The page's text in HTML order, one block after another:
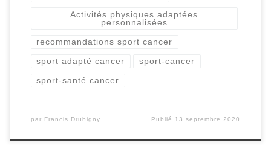
Activités physiques adaptées
personnalisées
recommandations sport cancer
sport adapté cancer sport-cancer
sport-santé cancer
par Francis Drubigny Publié 13 septembre 2020